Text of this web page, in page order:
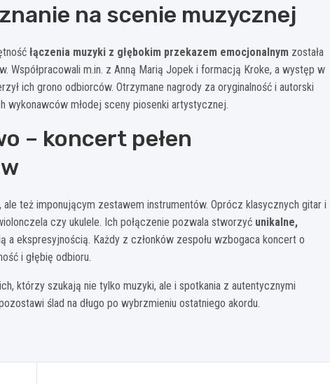
na scenie muzycznej
łączenia muzyki z głębokim przekazem emocjonalnym została
Współpracowali m.in. z Anną Marią Jopek i formacją Kroke, a występ w
ich grono odbiorców. Otrzymane nagrody za oryginalność i autorski
wykonawców młodej sceny piosenki artystycznej.
– koncert pełen
też imponującym zestawem instrumentów. Oprócz klasycznych gitar i
czy ukulele. Ich połączenie pozwala stworzyć unikalne,
a ekspresyjnością. Każdy z członków zespołu wzbogaca koncert o
i głębię odbioru.
którzy szukają nie tylko muzyki, ale i spotkania z autentycznymi
ślad na długo po wybrzmieniu ostatniego akordu.